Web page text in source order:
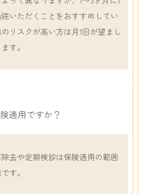
いただくことをおすすめしてい
リスクが高い方は月1回が望まし
す。
適用ですか？
去や定期検診は保険適用の範囲
す。